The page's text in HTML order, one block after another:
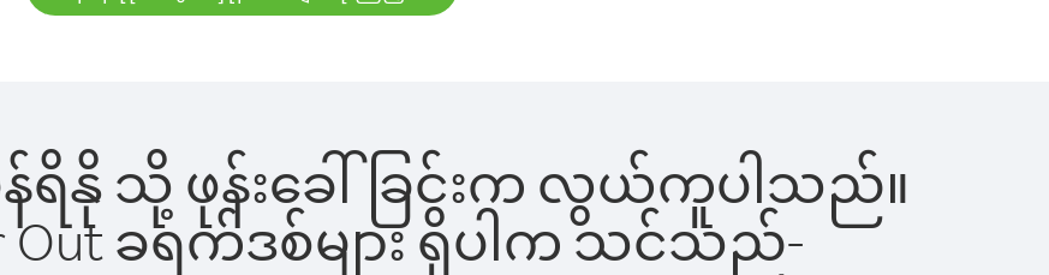
မန်ရိနို သို့ ဖုန်းခေါ်ခြင်းက လွယ်ကူပါသည်။
ခရက်ဒစ်များ ရှိပါက သင်သည်-